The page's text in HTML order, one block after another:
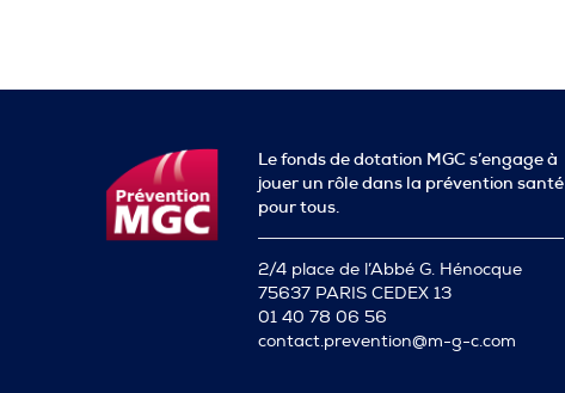
Le fonds de dotation MGC s’engage à
jouer un rôle dans la prévention santé
pour tous.
2/4 place de l’Abbé G. Hénocque
75637 PARIS CEDEX 13
01 40 78 06 56
contact.prevention@m-g-c.com